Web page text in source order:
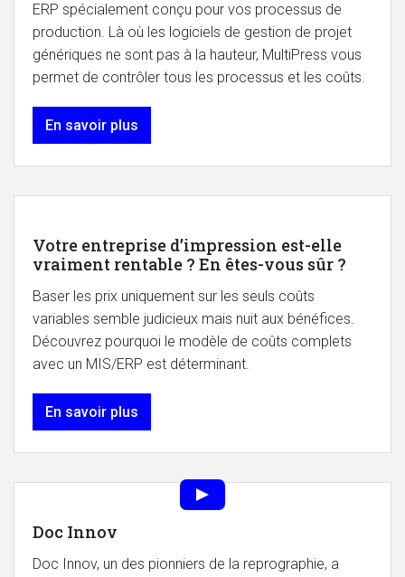
ERP spécialement conçu pour vos processus de
production. Là où les logiciels de gestion de projet
génériques ne sont pas à la hauteur, MultiPress vous
permet de contrôler tous les processus et les coûts.
En savoir plus
Votre entreprise d’impression est-elle
vraiment rentable ? En êtes-vous sûr ?
Baser les prix uniquement sur les seuls coûts
variables semble judicieux mais nuit aux bénéfices.
Découvrez pourquoi le modèle de coûts complets
avec un MIS/ERP est déterminant.
En savoir plus
Doc Innov
Doc Innov, un des pionniers de la reprographie, a